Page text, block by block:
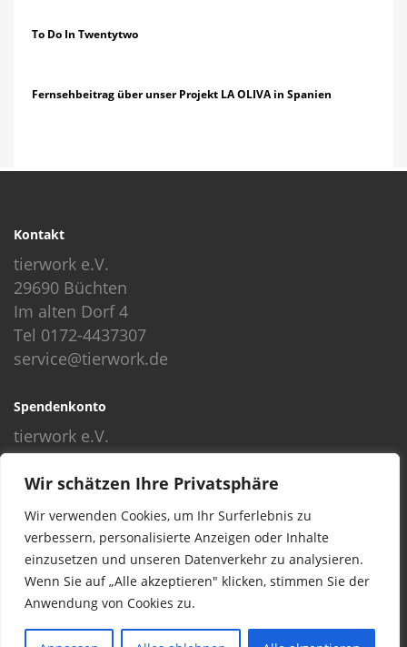
Wir schätzen Ihre Privatsphäre
Wir verwenden Cookies, um Ihr Surferlebnis zu
verbessern, personalisierte Anzeigen oder Inhalte
einzusetzen und unseren Datenverkehr zu analysieren.
Wenn Sie auf „Alle akzeptieren" klicken, stimmen Sie der
Anwendung von Cookies zu.
To Do In Twentytwo
Fernsehbeitrag über unser Projekt LA OLIVA in Spanien
Kontakt
tierwork e.V.
29690 Büchten
Im alten Dorf 4
Tel 0172-4437307
service@tierwork.de
Spendenkonto
tierwork e.V.
Volksbank
BLZ: 24060300
Konto: 4902218000
IBAN: DE68240603004902218000
BIC: GENODEF1NBU
© 2016 Copyright by tierwork. All rights reserved.